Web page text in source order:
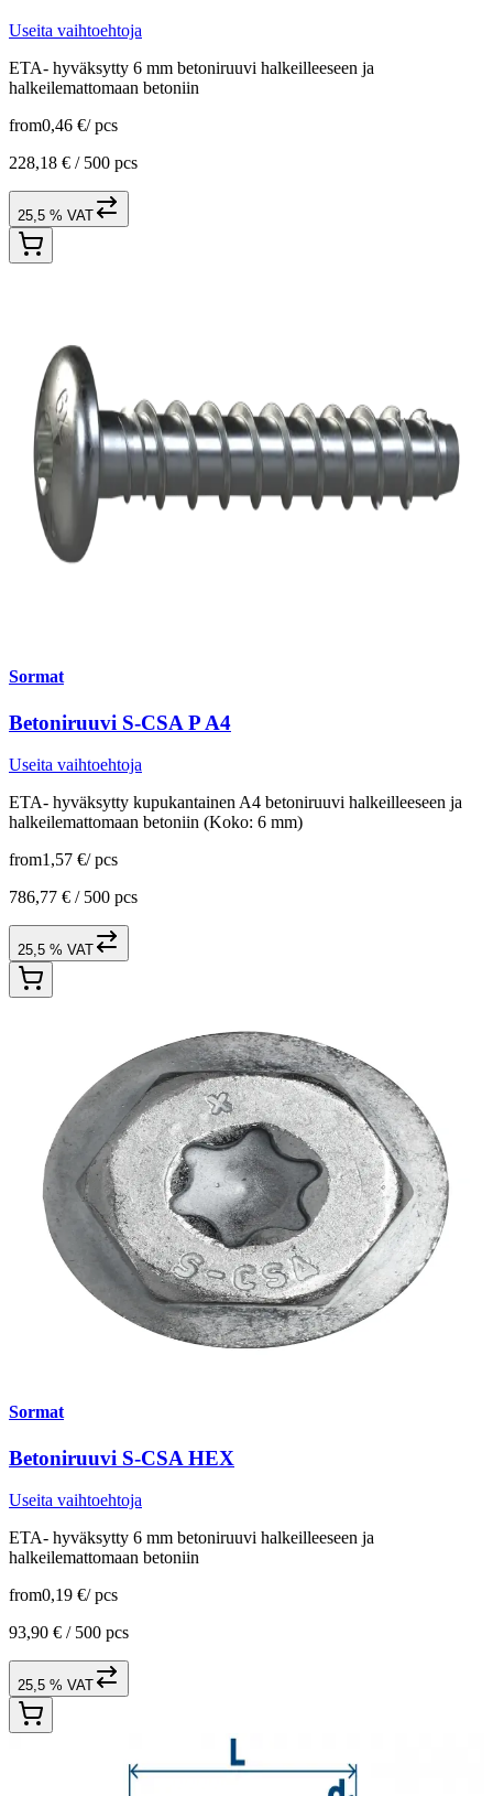
Useita vaihtoehtoja
ETA- hyväksytty 6 mm betoniruuvi halkeilleeseen ja
halkeilemattomaan betoniin
from0,46 €/ pcs
228,18 € / 500 pcs
25,5 % VAT
Sormat
Betoniruuvi S-CSA P A4
Useita vaihtoehtoja
ETA- hyväksytty kupukantainen A4 betoniruuvi halkeilleeseen ja
halkeilemattomaan betoniin (Koko: 6 mm)
from1,57 €/ pcs
786,77 € / 500 pcs
25,5 % VAT
Sormat
Betoniruuvi S-CSA HEX
Useita vaihtoehtoja
ETA- hyväksytty 6 mm betoniruuvi halkeilleeseen ja
halkeilemattomaan betoniin
from0,19 €/ pcs
93,90 € / 500 pcs
25,5 % VAT